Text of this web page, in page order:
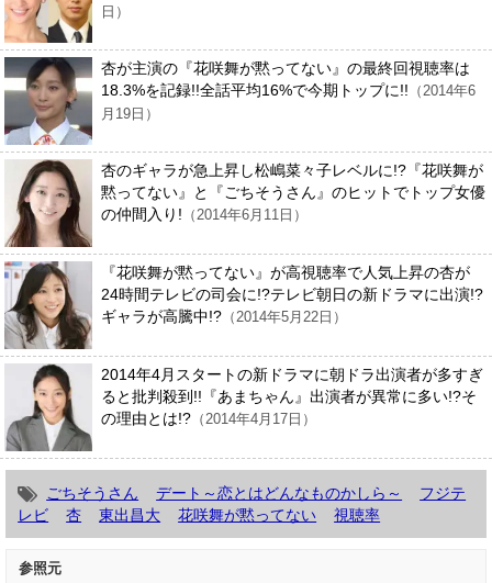
日）
杏が主演の『花咲舞が黙ってない』の最終回視聴率は
18.3%を記録!!全話平均16%で今期トップに!! （2014年6
月19日）
杏のギャラが急上昇し松嶋菜々子レベルに!?『花咲舞が
黙ってない』と『ごちそうさん』のヒットでトップ女優
の仲間入り! （2014年6月11日）
『花咲舞が黙ってない』が高視聴率で人気上昇の杏が
24時間テレビの司会に!?テレビ朝日の新ドラマに出演!?
ギャラが高騰中!? （2014年5月22日）
2014年4月スタートの新ドラマに朝ドラ出演者が多すぎ
ると批判殺到!!『あまちゃん』出演者が異常に多い!?そ
の理由とは!? （2014年4月17日）
ごちそうさん デート～恋とはどんなものかしら～
フジテ
レビ
杏 東出昌大 花咲舞が黙ってない 視聴率
参照元